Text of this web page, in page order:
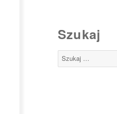
Szukaj
Szukaj: